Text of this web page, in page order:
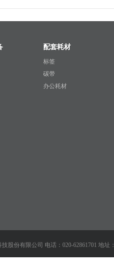
配套耗材
标签
碳带
办公耗材
股份有限公司 电话：020-62861701 地